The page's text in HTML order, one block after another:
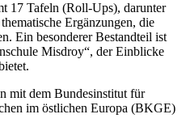
17 Tafeln (Roll-Ups), darunter
Ergänzungen, die
Ein besonderer Bestandteil ist
Misdroy“, der Einblicke
mit dem Bundesinstitut für
im östlichen Europa (BKGE)